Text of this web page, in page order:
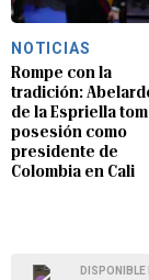
NOTICIAS
Rompe con la
tradición:
de la Espriella
posesión como
presidente de
Colombia en Cali
DISPONIBLE